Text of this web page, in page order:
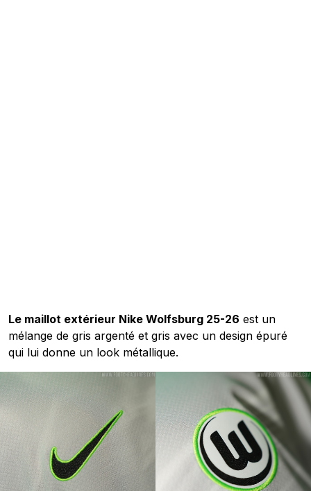
Le maillot extérieur Nike Wolfsburg 25-26 est un
mélange de gris argenté et gris avec un design épuré
qui lui donne un look métallique.